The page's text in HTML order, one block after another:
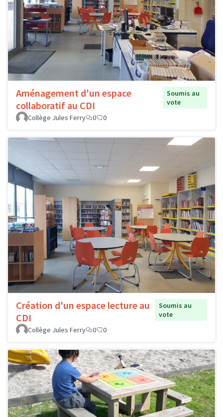
Aménagement d'un espace
collaboratif au CDI
Soumis au
vote
Collège Jules Ferry
0 0
Création d'un espace lecture au
CDI
Soumis au
vote
Collège Jules Ferry
0 0